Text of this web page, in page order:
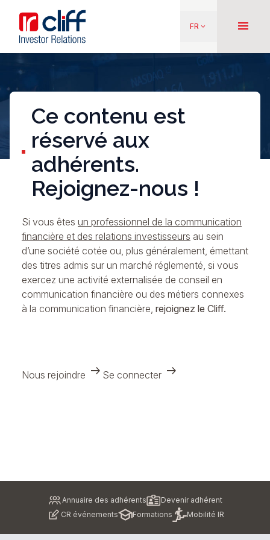
contenu
principal
Aller directement au contenu
FR keyboard_arrow_down menu
Ce contenu est
réservé aux
adhérents.
Rejoignez-nous !
Si vous êtes un professionnel de la communication
financière et des relations investisseurs au sein
d’une société cotée ou, plus généralement, émettant
des titres admis sur un marché réglementé, si vous
exercez une activité externalisée de conseil en
communication financière ou des métiers connexes
à la communication financière, rejoignez le Cliff.
Nous rejoindre arrow_right_alt Se connecter arrow_right_alt
Annuaire des adhérents
Devenir adhérent
CR événements
Formations Mobilité IR